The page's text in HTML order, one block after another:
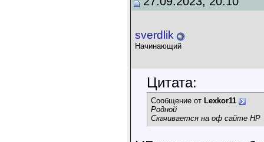
sverdlik
Начинающий
Цитата:
Сообщение от Lexkor11
Родной
Скачивается на оф сайте НР